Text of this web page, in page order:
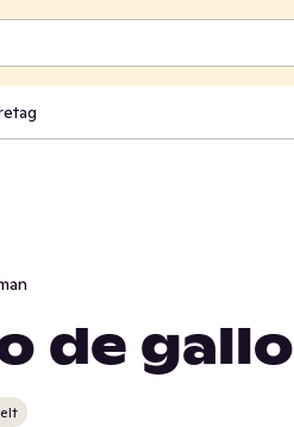
de gallo